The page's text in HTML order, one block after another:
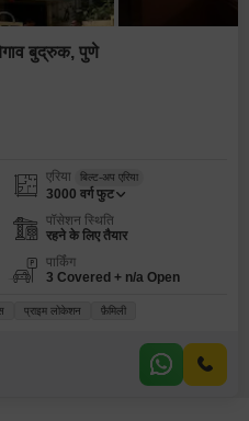
बुद्रुक, पुणे
एरिया बिल्ट-अप एरिया
3000 वर्ग फुट
पॉसेशन स्थिति
रहने के लिए तैयार
पार्किंग
3 Covered + n/a Open
प्राइम लोकेशन फ़ैमिली